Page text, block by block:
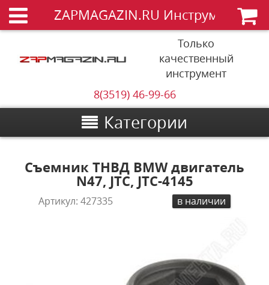
ZAPMAGAZIN.RU Инструменты
Только
качественный
инструмент
8(3519) 46-99-66
Категории
Съемник ТНВД BMW двигатель
N47, JTC, JTC-4145
Артикул:427335 в наличии